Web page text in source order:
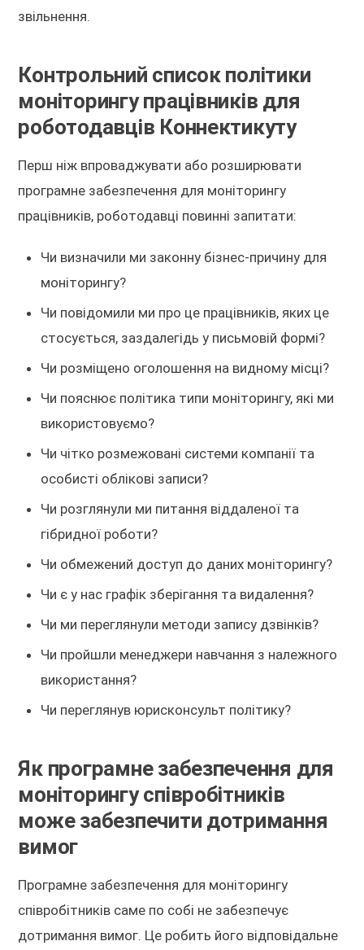
звільнення.
Контрольний список політики
моніторингу працівників для
роботодавців Коннектикуту
Перш ніж впроваджувати або розширювати
програмне забезпечення для моніторингу
працівників, роботодавці повинні запитати:
Чи визначили ми законну бізнес-причину для
моніторингу?
Чи повідомили ми про це працівників, яких це
стосується, заздалегідь у письмовій формі?
Чи розміщено оголошення на видному місці?
Чи пояснює політика типи моніторингу, які ми
використовуємо?
Чи чітко розмежовані системи компанії та
особисті облікові записи?
Чи розглянули ми питання віддаленої та
гібридної роботи?
Чи обмежений доступ до даних моніторингу?
Чи є у нас графік зберігання та видалення?
Чи ми переглянули методи запису дзвінків?
Чи пройшли менеджери навчання з належного
використання?
Чи переглянув юрисконсульт політику?
Як програмне забезпечення для
моніторингу співробітників
може забезпечити дотримання
вимог
Програмне забезпечення для моніторингу
співробітників саме по собі не забезпечує
дотримання вимог. Це робить його відповідальне